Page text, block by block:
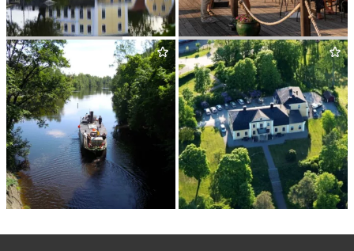
SCHEN­STRÖM­S­KA
BORGÅ­SUNDS HAMN
&KROG